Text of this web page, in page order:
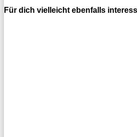
Für dich vielleicht ebenfalls